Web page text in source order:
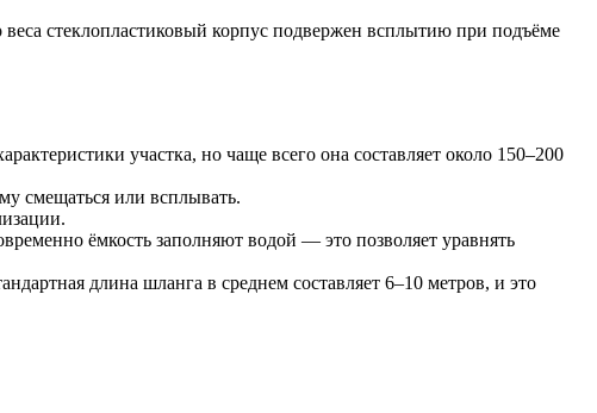
стеклопластиковый корпус подвержен всплытию при подъёме
участка, но чаще всего она составляет около 150–200
смещаться или всплывать.
ёмкость заполняют водой — это позволяет уравнять
длина шланга в среднем составляет 6–10 метров, и это